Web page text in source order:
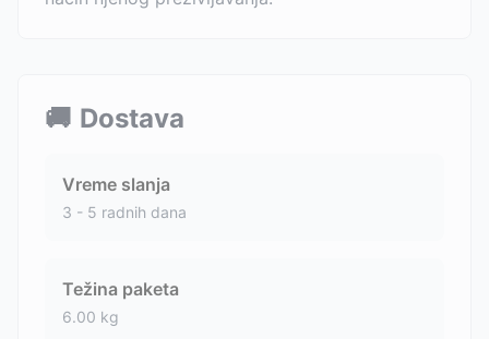
🚚 Dostava
Vreme slanja
3 - 5 radnih dana
Težina paketa
6.00 kg